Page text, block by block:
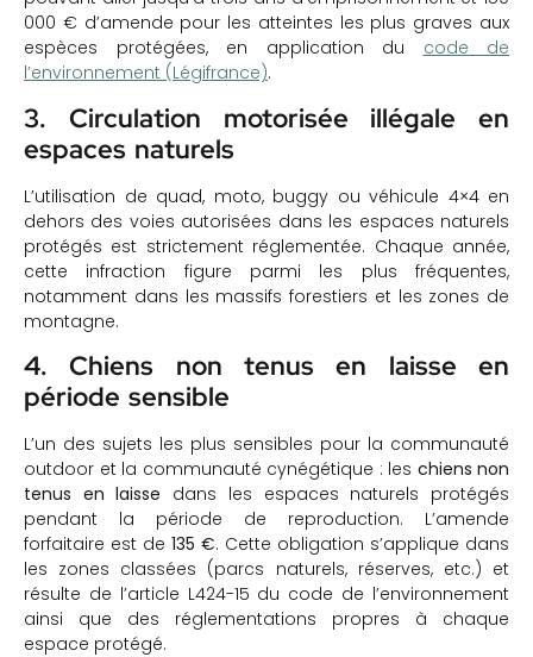
000 € d’amende pour les atteintes les plus graves aux
espèces protégées, en application du code de
l’environnement (Légifrance).
3. Circulation motorisée illégale en
espaces naturels
L’utilisation de quad, moto, buggy ou véhicule 4×4 en
dehors des voies autorisées dans les espaces naturels
protégés est strictement réglementée. Chaque année,
cette infraction figure parmi les plus fréquentes,
notamment dans les massifs forestiers et les zones de
montagne.
4. Chiens non tenus en laisse en
période sensible
L’un des sujets les plus sensibles pour la communauté
outdoor et la communauté cynégétique : les chiens non
tenus en laisse dans les espaces naturels protégés
pendant la période de reproduction. L’amende
forfaitaire est de 135 €. Cette obligation s’applique dans
les zones classées (parcs naturels, réserves, etc.) et
résulte de l’article L424-15 du code de l’environnement
ainsi que des réglementations propres à chaque
espace protégé.